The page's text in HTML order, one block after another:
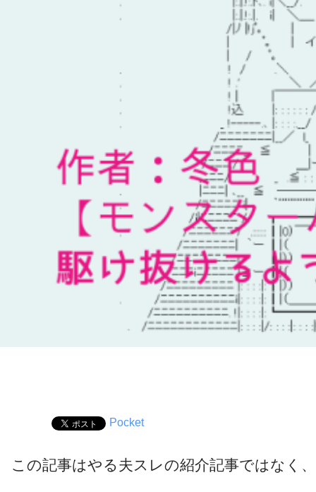
Pocket
この記事はやる夫スレの紹介記事ではなく